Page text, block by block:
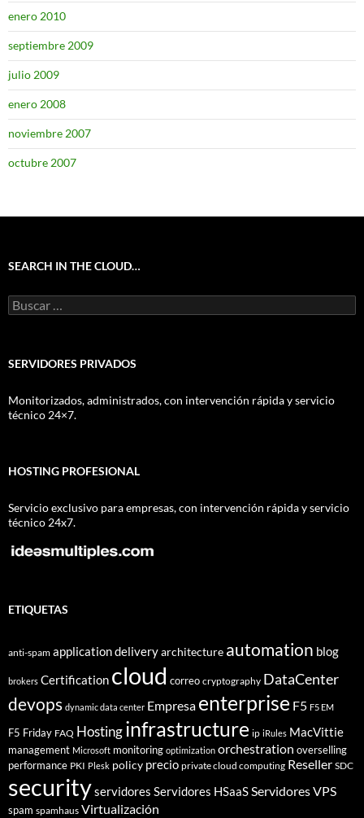
enero 2010
septiembre 2009
julio 2009
enero 2008
noviembre 2007
octubre 2007
SEARCH IN THE CLOUD…
Buscar:
SERVIDORES PRIVADOS
Monitorizados, administrados, con intervención rápida y servicio
técnico 24×7.
HOSTING PROFESIONAL
Servicio exclusivo para empresas, con intervención rápida y servicio
técnico 24x7.
ETIQUETAS
anti-spam application deliveryarchitecture automation blog
brokers Certification cloud correo cryptography DataCenter
devops dynamic data center Empresa enterprise F5 F5 EM
F5 Friday FAQ Hostinginfrastructure ip iRules MacVittie
management Microsoft monitoring optimization orchestration overselling
performance PKI Plesk policy precio private cloud computing Reseller SDC
securityservidores Servidores HSaaSServidores VPS
spam spamhaus Virtualización